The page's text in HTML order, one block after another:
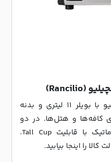
اسپرسوساز 2 گروپ رنچیلیو با بویلر 11 لیتری و بدنه
کافه‌ها و هتل‌ها. در دو
مدل اتوماتیک و نیمه‌اتوماتیک با قابلیت Tall Cup.
را اینجا بیابید.